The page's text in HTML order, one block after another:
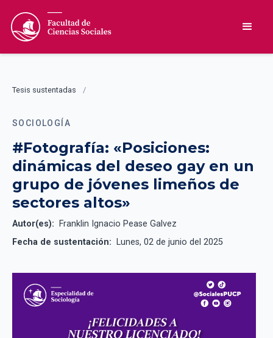
Tesis sustentadas /
SOCIOLOGÍA
#Fotografía: «Posiciones:
dinámicas del deseo gay en un
grupo de jóvenes limeños de
sectores altos»
Autor(es):
Franklin Ignacio Pease Galvez
Fecha de sustentación:
Lunes, 02 de junio del 2025